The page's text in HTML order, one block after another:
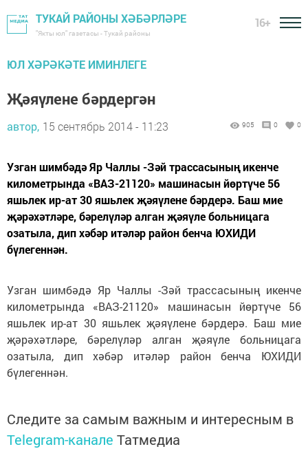
ТУКАЙ РАЙОНЫ ХӘБӘРЛӘРЕ
"Якты юл" газетасы - Тукай районы
16+
ЮЛ ХӘРӘКӘТЕ ИМИНЛЕГЕ
Җәяүлене бәрдергән
автор, 15 сентябрь 2014 - 11:23 905 0 0
Узган шимбәдә Яр Чаллы -Зәй трассасының икенче
километрында «ВАЗ-21120» машинасын йөртүче 56
яшьлек ир-ат 30 яшьлек җәяүлене бәрдерә. Баш мие
җәрәхәтләре, бәрелүләр алган җәяүле больницага
озатыла, дип хәбәр итәләр район бенча ЮХИДИ
бүлегеннән.
Узган шимбәдә Яр Чаллы -Зәй трассасының икенче
километрында «ВАЗ-21120» машинасын йөртүче 56
яшьлек ир-ат 30 яшьлек җәяүлене бәрдерә. Баш мие
җәрәхәтләре, бәрелүләр алган җәяүле больницага
озатыла, дип хәбәр итәләр район бенча ЮХИДИ
бүлегеннән.
Следите за самым важным и интересным в
Telegram-канале Татмедиа